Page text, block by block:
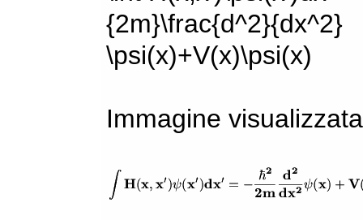
{2m}\frac{d^2}{dx^2}
\psi(x)+V(x)\psi(x)
Immagine